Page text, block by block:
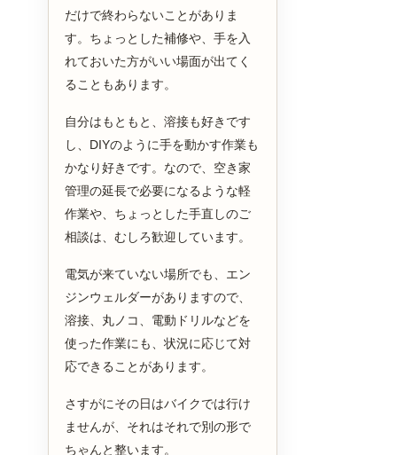
だけで終わらないことがありま
す。ちょっとした補修や、手を入
れておいた方がいい場面が出てく
ることもあります。
自分はもともと、溶接も好きです
し、DIYのように手を動かす作業も
かなり好きです。なので、空き家
管理の延長で必要になるような軽
作業や、ちょっとした手直しのご
相談は、むしろ歓迎しています。
電気が来ていない場所でも、エン
ジンウェルダーがありますので、
溶接、丸ノコ、電動ドリルなどを
使った作業にも、状況に応じて対
応できることがあります。
さすがにその日はバイクでは行け
ませんが、それはそれで別の形で
ちゃんと整います。